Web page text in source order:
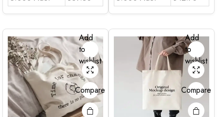
Add
to
wishlist
Compare
Add
to
wishlist
Compare